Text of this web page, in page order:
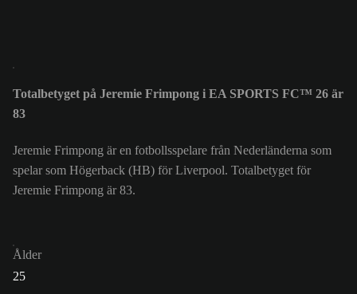
Totalbetyget på Jeremie Frimpong i EA SPORTS FC™ 26 är
83
Jeremie Frimpong är en fotbollsspelare från Nederländerna som
spelar som Högerback (HB) för Liverpool. Totalbetyget för
Jeremie Frimpong är 83.
Ålder
25